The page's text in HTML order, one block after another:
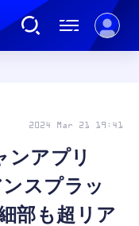
ンアプリ
スプラッ
部も超リア
2024 Mar 21 19:41